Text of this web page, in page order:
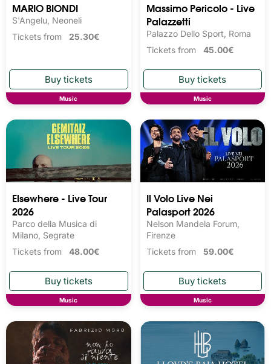
MARIO BIONDI
S'Angelu, Neoneli
Tickets from 25.30€
Music
Massimo Pericolo - Live
Palazzetti
Palazzo Dello Sport, Roma
Tickets from 45.00€
Music
Elsewhere - Live Tour
2026
Parco della Musica di
Milano, Segrate
Tickets from 48.00€
Music
Il Volo Live Nei
Palasport 2026
Nelson Mandela Forum,
Firenze
Tickets from 59.00€
Music